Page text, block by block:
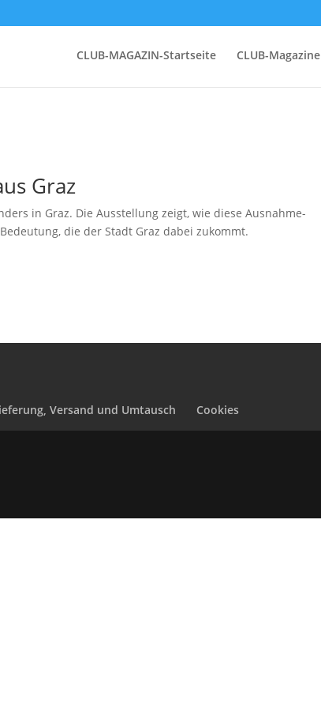
CLUB-MAGAZIN-Startseite CLUB-Magazine
Graz
in Graz. Die Ausstellung zeigt, wie diese Ausnahme-
die der Stadt Graz dabei zukommt.
Versand und Umtausch Cookies